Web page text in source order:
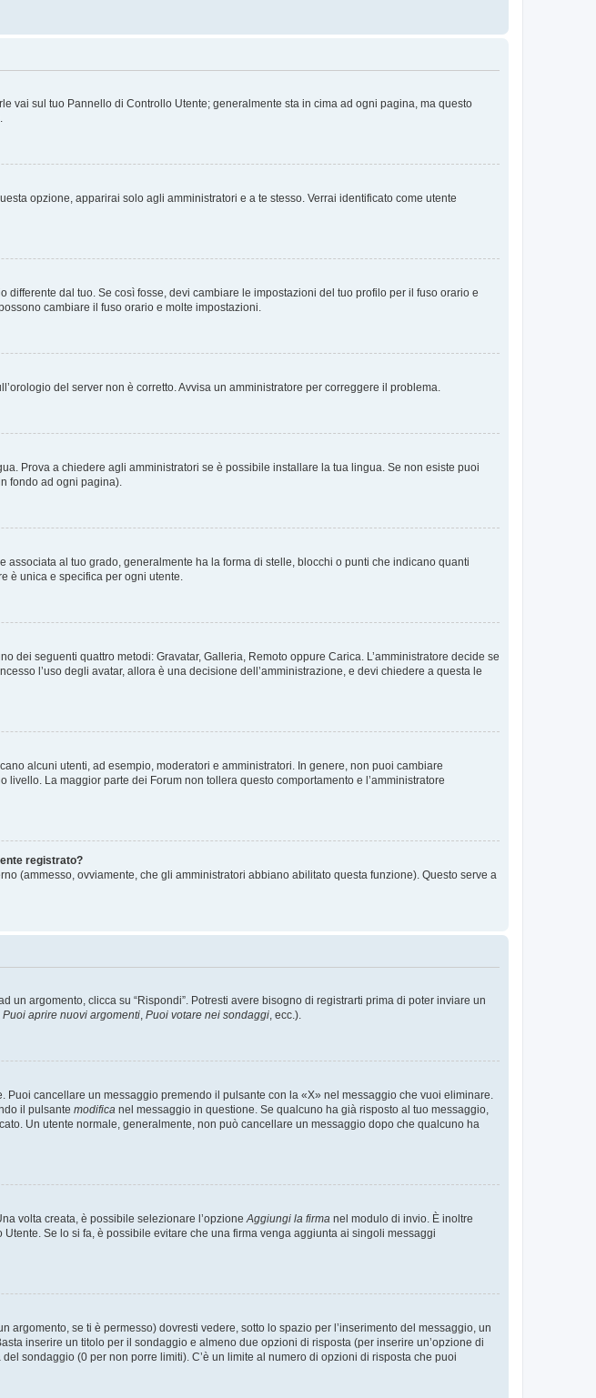
vai sul tuo Pannello di Controllo Utente; generalmente sta in cima ad ogni pagina, ma questo
opzione, apparirai solo agli amministratori e a te stesso. Verrai identificato come utente
dal tuo. Se così fosse, devi cambiare le impostazioni del tuo profilo per il fuso orario e
cambiare il fuso orario e molte impostazioni.
del server non è corretto. Avvisa un amministratore per correggere il problema.
Prova a chiedere agli amministratori se è possibile installare la tua lingua. Se non esiste puoi
fondo ad ogni pagina).
al tuo grado, generalmente ha la forma di stelle, blocchi o punti che indicano quanti
è unica e specifica per ogni utente.
dei seguenti quattro metodi: Gravatar, Galleria, Remoto oppure Carica. L’amministratore decide se
l’uso degli avatar, allora è una decisione dell’amministrazione, e devi chiedere a questa le
alcuni utenti, ad esempio, moderatori e amministratori. In genere, non puoi cambiare
La maggior parte dei Forum non tollera questo comportamento e l’amministratore
registrato?
(ammesso, ovviamente, che gli amministratori abbiano abilitato questa funzione). Questo serve a
argomento, clicca su “Rispondi”. Potresti avere bisogno di registrarti prima di poter inviare un
Puoi aprire nuovi argomenti Puoi votare nei sondaggi , ecc.).
cancellare un messaggio premendo il pulsante con la «X» nel messaggio che vuoi eliminare.
il pulsante modifica nel messaggio in questione. Se qualcuno ha già risposto al tuo messaggio,
Un utente normale, generalmente, non può cancellare un messaggio dopo che qualcuno ha
volta creata, è possibile selezionare l’opzione Aggiungi la firma nel modulo di invio. È inoltre
Se lo si fa, è possibile evitare che una firma venga aggiunta ai singoli messaggi
se ti è permesso) dovresti vedere, sotto lo spazio per l’inserimento del messaggio, un
inserire un titolo per il sondaggio e almeno due opzioni di risposta (per inserire un’opzione di
sondaggio (0 per non porre limiti). C’è un limite al numero di opzioni di risposta che puoi